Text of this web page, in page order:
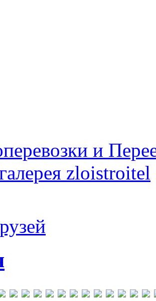
и
zloistroitel